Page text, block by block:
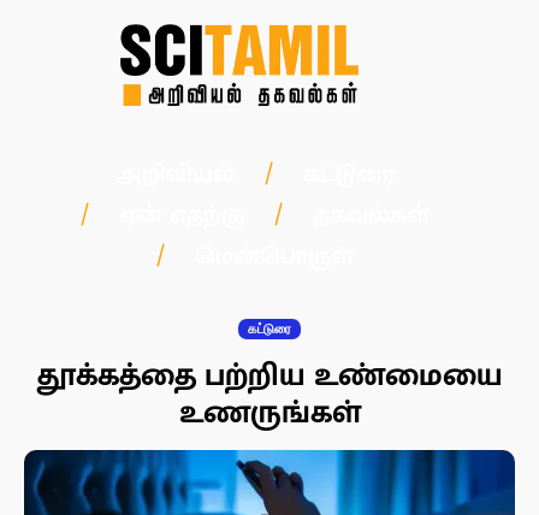
கட்டுரை
தூக்கத்தை பற்றிய உண்மையை
உணருங்கள்